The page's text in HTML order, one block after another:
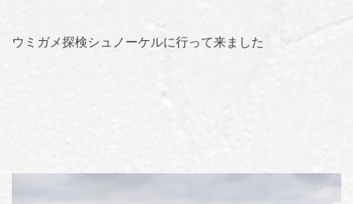
ウミガメ探検シュノーケルに行って来ました